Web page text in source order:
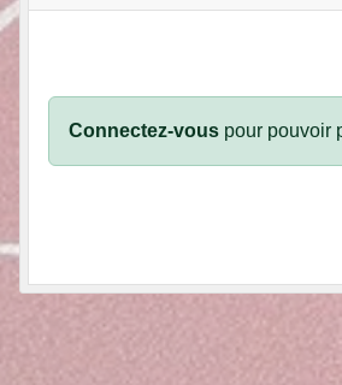
Connectez-vous pour pouvoir